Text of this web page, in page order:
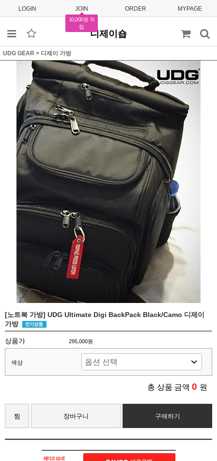
LOGIN JOIN
10,000원 적
립
ORDER MYPAGE
디제이숍
UDG GEAR > 디제이 가방
[노트북 가방] UDG Ultimate Digi BackPack Black/Camo 디제이
가방
상품가 295,000원
색상
총 상품 금액 0 원
찜 장바구니 구매하기